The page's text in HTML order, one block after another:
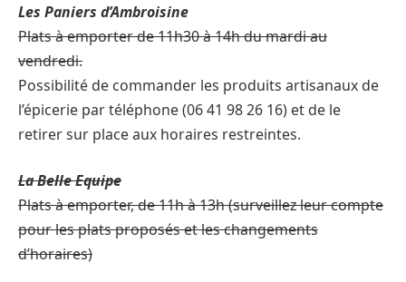
Les Paniers d’Ambroisine
Plats à emporter de 11h30 à 14h du mardi au
vendredi.
Possibilité de commander les produits artisanaux de
l’épicerie par téléphone (06 41 98 26 16) et de le
retirer sur place aux horaires restreintes.
La Belle Equipe
Plats à emporter, de 11h à 13h (surveillez leur compte
pour les plats proposés et les changements
d’horaires)